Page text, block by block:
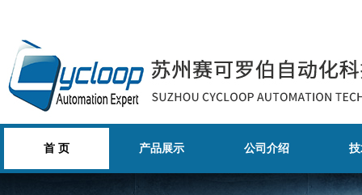
首 页 产品展示 公司介绍